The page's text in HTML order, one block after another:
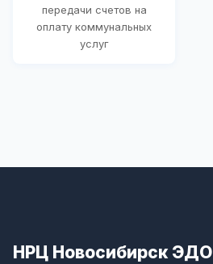
передачи счетов на
оплату коммунальных
услуг
НРЦ Новосибирск ЭДО